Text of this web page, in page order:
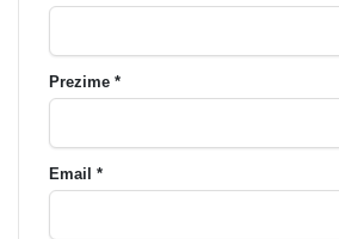
Prezime *
Email *